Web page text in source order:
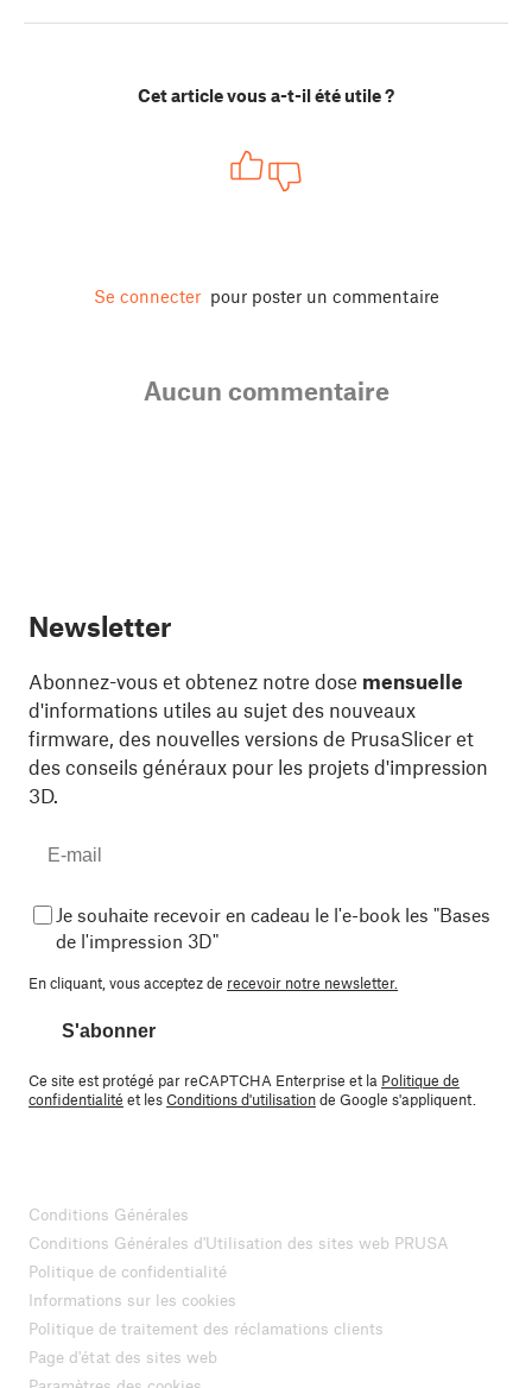
Cet article vous a-t-il été utile ?
Se connecter pour poster un commentaire
Aucun commentaire
Newsletter
Abonnez-vous et obtenez notre dose mensuelle
d'informations utiles au sujet des nouveaux
firmware, des nouvelles versions de PrusaSlicer et
des conseils généraux pour les projets d'impression
3D.
Je souhaite recevoir en cadeau le l'e-book les "Bases
de l'impression 3D"
En cliquant, vous acceptez de recevoir notre newsletter.
S'abonner
Ce site est protégé par reCAPTCHA Enterprise et la Politique de
confidentialité et lesConditions d'utilisationde Google s'appliquent.
Conditions Générales
Conditions Générales d'Utilisation des sites web PRUSA
Politique de confidentialité
Informations sur les cookies
Politique de traitement des réclamations clients
Page d'état des sites web